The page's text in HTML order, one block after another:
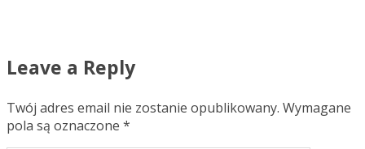
Leave a Reply
Twój adres email nie zostanie opublikowany. Wymagane
pola są oznaczone *